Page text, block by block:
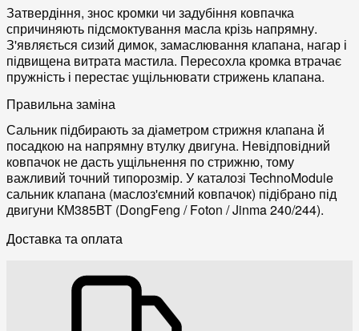
Затвердіння, знос кромки чи задубіння ковпачка
спричиняють підсмоктування масла крізь напрямну.
З'являється сизий димок, замаслювання клапана, нагар і
підвищена витрата мастила. Пересохла кромка втрачає
пружність і перестає ущільнювати стрижень клапана.
Правильна заміна
Сальник підбирають за діаметром стрижня клапана й
посадкою на напрямну втулку двигуна. Невідповідний
ковпачок не дасть ущільнення по стрижню, тому
важливий точний типорозмір. У каталозі TechnoModule
сальник клапана (маслоз'ємний ковпачок) підібрано під
двигуни КМ385ВТ (DongFeng / Foton / Jinma 240/244).
Доставка та оплата